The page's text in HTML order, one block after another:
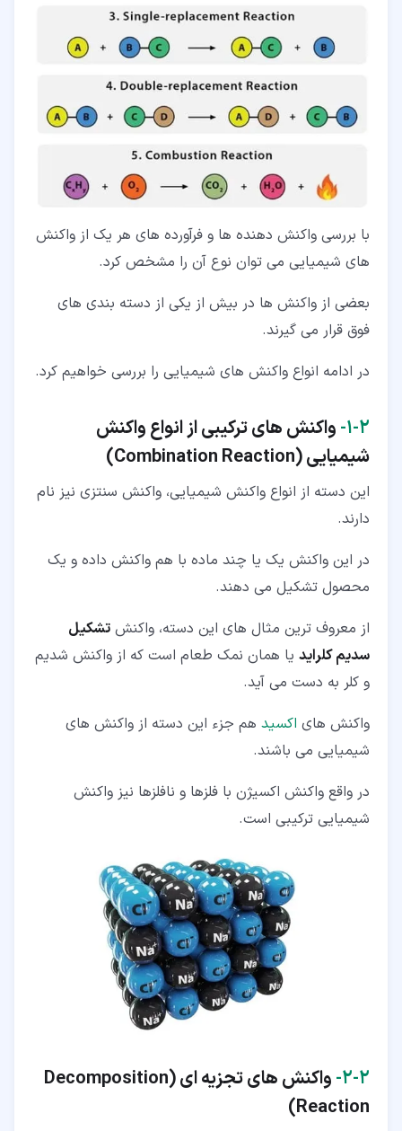
با بررسی واکنش دهنده ها و فرآورده های هر یک از واکنش
های شیمیایی می توان نوع آن را مشخص کرد.
بعضی از واکنش ها در بیش از یکی از دسته بندی های
فوق قرار می گیرند.
در ادامه انواع واکنش های شیمیایی را بررسی خواهیم کرد.
۲‏-‏۱‏-
واکنش های ترکیبی از انواع واکنش
شیمیایی (Combination Reaction
)
این دسته از انواع واکنش شیمیایی، واکنش سنتزی نیز نام
دارند.
در این واکنش یک یا چند ماده با هم واکنش داده و یک
محصول تشکیل می دهند.
از معروف ترین مثال های این دسته، واکنش تشکیل
سدیم کلراید یا همان نمک طعام است که از واکنش شدیم
و کلر به دست می آید.
واکنش های اکسید هم جزء این دسته از واکنش های
شیمیایی می باشند.
در واقع واکنش اکسیژن با فلزها و نافلزها نیز واکنش
شیمیایی ترکیبی است.
۲‏-‏۲‏- واکنش های تجزیه ای (Decomposition
Reaction
)